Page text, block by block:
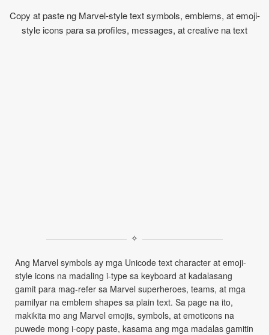
Copy at paste ng Marvel-style text symbols, emblems, at emoji-
style icons para sa profiles, messages, at creative na text
✧
Ang Marvel symbols ay mga Unicode text character at emoji-
style icons na madaling i-type sa keyboard at kadalasang
gamit para mag-refer sa Marvel superheroes, teams, at mga
pamilyar na emblem shapes sa plain text. Sa page na ito,
makikita mo ang Marvel emojis, symbols, at emoticons na
puwede mong i-copy paste, kasama ang mga madalas gamitin